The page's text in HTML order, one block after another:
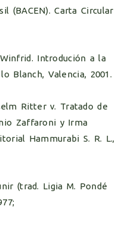
(BACEN). Carta Circular
Winfrid. Introdución a la
Blanch, Valencia, 2001.
Ritter v. Tratado de
Zaffaroni y Irma
Hammurabi S. R. L.,
(trad. Ligia M. Pondé